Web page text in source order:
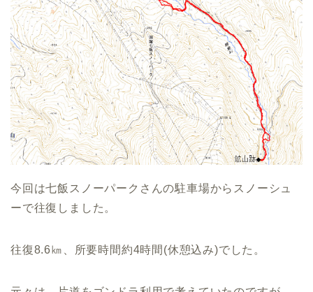
今回は七飯スノーパークさんの駐車場からスノーシュ
ーで往復しました。
往復8.6㎞、所要時間約4時間(休憩込み)でした。